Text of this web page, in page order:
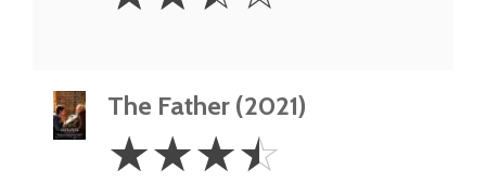
The Father (2021)
3.5
Stars
☆☆☆☆